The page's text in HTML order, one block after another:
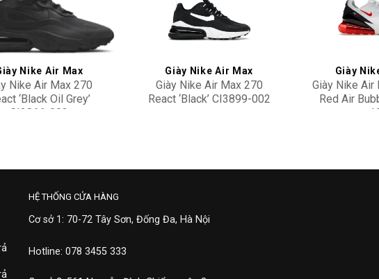
Add to
wishlist
Nike Air Max
Nike Air Max 270
‘Black Oil Grey’
CI3866-003
Add to
wishlist
Giày Nike Air Max
Giày Nike Air Max 270
React ‘Black’ CI3899-002
Giày
Giày Nike Air
Red Air
HỆ THỐNG CỬA HÀNG
Cơ sở 1: 70-72 Tây Sơn, Đống Đa, Hà Nội
Hotline: 078 3455 333